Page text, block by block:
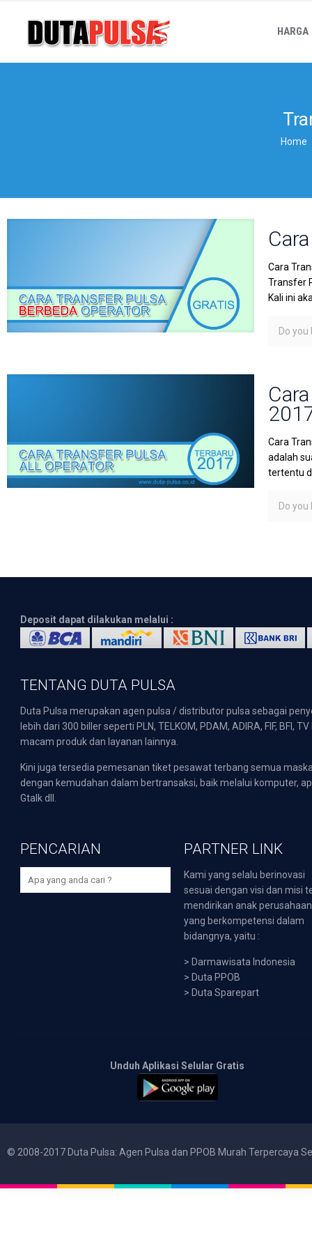
HARGA
Home
Cara
Transfer
Kali ini
Do you
Cara
adalah
tertentu
Do you
Deposit dapat dilakukan melalui :
TENTANG DUTA PULSA
Duta Pulsa merupakan agen pulsa / distributor pulsa sebagai
lebih dari 300 biller seperti PLN, TELKOM, PDAM, ADIRA, FIF,
macam produk dan layanan lainnya.
Kini juga tersedia pemesanan tiket pesawat terbang semua
dengan kemudahan dalam bertransaksi, baik melalui komputer,
Gtalk dll.
PENCARIAN PARTNER LINK
Kami yang selalu berinovasi
sesuai dengan visi dan misi
mendirikan anak perusahaan
yang berkompetensi dalam
bidangnya, yaitu :
> Darmawisata Indonesia
> Duta PPOB
> Duta Sparepart
Unduh Aplikasi Selular Gratis
© 2008-2017 Duta Pulsa: Agen Pulsa dan PPOB Murah Terpercaya